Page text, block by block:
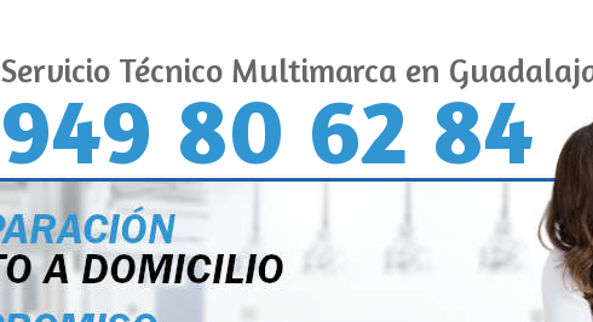
Servicio Técnico Multimarca en
949 80 62 84